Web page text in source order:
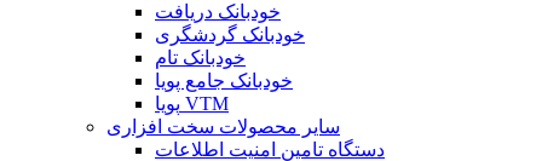
خودبانک دریافت
خودبانک گردشگری
خودبانک تام
خودبانک جامع پویا
پویا VTM
سایر محصولات سخت افزاری
دستگاه تامین امنیت اطلاعات